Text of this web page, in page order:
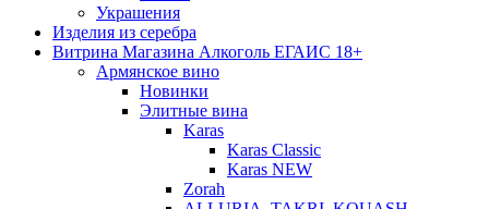
Украшения
Изделия из серебра
Витрина Магазина Алкоголь ЕГАИС 18+
Армянское вино
Новинки
Элитные вина
Karas
Karas Classic
Karas NEW
Zorah